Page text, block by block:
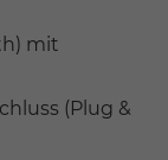
mit
(Plug &